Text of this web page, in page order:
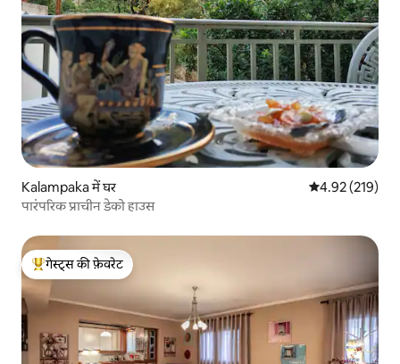
Kalampaka में घर औसत रेटिंग 5 में से
4.92 (219)
पारंपरिक प्राचीन डेको हाउस
गेस्ट्स का टॉप फ़ेवरेट
गेस्ट्स की फ़ेवरेट